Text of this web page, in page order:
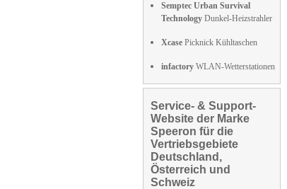
Semptec Urban Survival
Technology Dunkel-Heizstrahler
Xcase Picknick Kühltaschen
infactory WLAN-Wetterstationen
Service- & Support-
Website der Marke
Speeron für die
Vertriebsgebiete
Deutschland,
Österreich und
Schweiz